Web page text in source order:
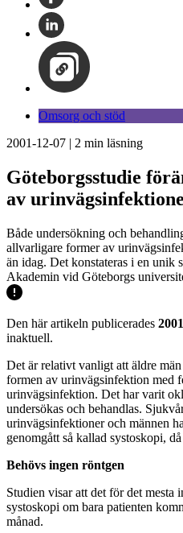
Omsorg och stöd
2001-12-07 | 2 min läsning
Göteborgsstudie
av
Både undersökning och
allvarligare former av
än idag. Det konstateras i en unik
Akademin vid Göteborgs
Den här artikeln publicerades
inaktuell.
Det är relativt vanligt att äldre
formen av urinvägsinfektion med
urinvägsinfektion. Det har varit
undersökas och behandlas.
urinvägsinfektioner och männen
genomgått så kallad systoskopi,
Behövs ingen röntgen
Studien visar att det för det mesta
systoskopi om bara patienten
månad.